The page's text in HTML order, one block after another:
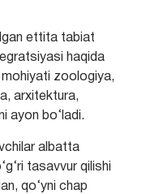
ettita tabiat
haqida
mohiyati zoologiya,
arxitektura,
ayon bo‘ladi.
albatta
tasavvur qilishi
qo‘yni chap